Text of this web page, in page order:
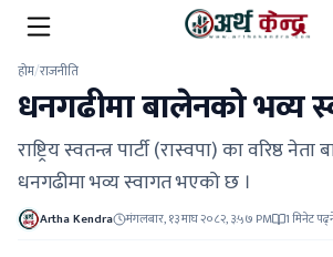
होम/राजनीति
धनगढीमा बालेनको भव्य
राष्ट्रिय स्वतन्त्र पार्टी (रास्वपा) का वरिष्ठ
धनगढीमा भव्य स्वागत भएको छ ।
Artha Kendra मंगलबार, १३ माघ २०८२, ३:५७ PM 1 मिनेट